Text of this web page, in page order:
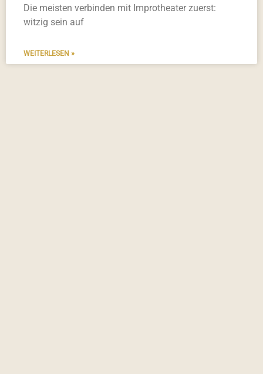
Die meisten verbinden mit Improtheater zuerst:
witzig sein auf
WEITERLESEN »